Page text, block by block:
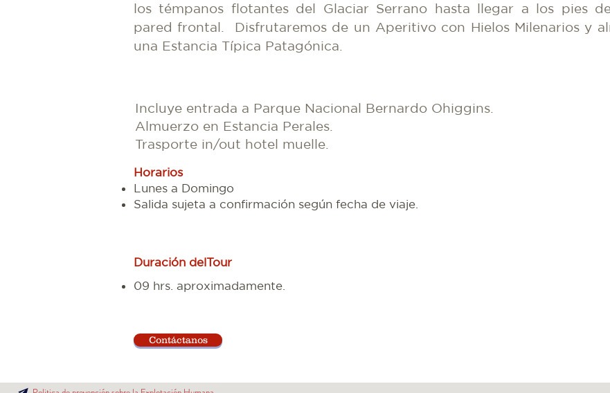
los témpanos flotantes del Glaciar Serrano hasta llegar a los pies
pared frontal. Disfrutaremos de un Aperitivo con Hielos Milenarios y
una Estancia Típica Patagónica.
Incluye entrada a Parque Nacional Bernardo Ohiggins.
Almuerzo en Estancia Perales.
Trasporte in/out hotel muelle.
Horarios
Lunes a Domingo
Salida sujeta a confirmación según fecha de viaje.
Duración delTour
09 hrs. aproximadamente.
Contáctanos